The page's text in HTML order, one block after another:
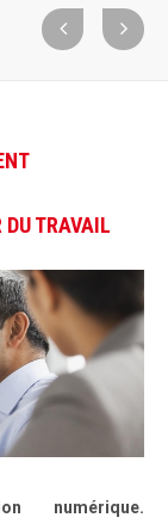
DU TRAVAIL
numérique.